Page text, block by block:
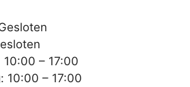
10:00 – 17:00
10:00 – 17:00